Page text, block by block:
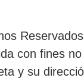
con fines
y su